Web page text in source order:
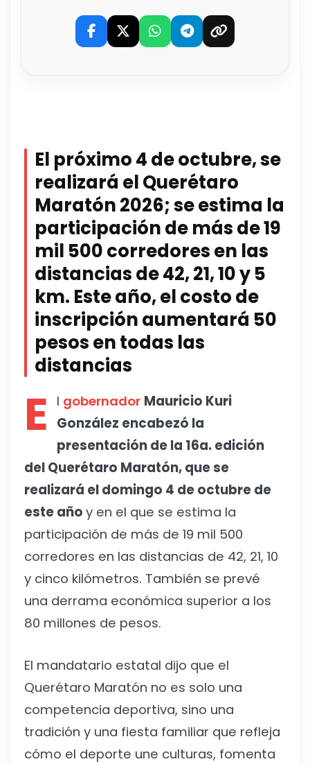
El próximo 4 de octubre, se
realizará el Querétaro
Maratón 2026; se estima la
participación de más de 19
mil 500 corredores en las
distancias de 42, 21, 10 y 5
km. Este año, el costo de
inscripción aumentará 50
pesos en todas las
distancias
E l gobernador Mauricio Kuri
González encabezó la
presentación de la 16a. edición
del Querétaro Maratón, que se
realizará el domingo 4 de octubre de
este año y en el que se estima la
participación de más de 19 mil 500
corredores en las distancias de 42, 21, 10
y cinco kilómetros. También se prevé
una derrama económica superior a los
80 millones de pesos.
El mandatario estatal dijo que el
Querétaro Maratón no es solo una
competencia deportiva, sino una
tradición y una fiesta familiar que refleja
cómo el deporte une culturas, fomenta